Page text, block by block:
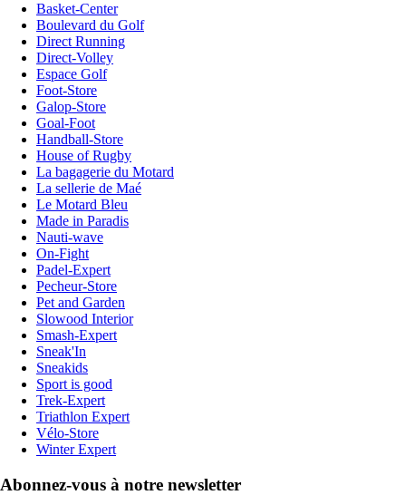
Basket-Center
Boulevard du Golf
Direct Running
Direct-Volley
Espace Golf
Foot-Store
Galop-Store
Goal-Foot
Handball-Store
House of Rugby
La bagagerie du Motard
La sellerie de Maé
Le Motard Bleu
Made in Paradis
Nauti-wave
On-Fight
Padel-Expert
Pecheur-Store
Pet and Garden
Slowood Interior
Smash-Expert
Sneak'In
Sneakids
Sport is good
Trek-Expert
Triathlon Expert
Vélo-Store
Winter Expert
Abonnez-vous à notre newsletter